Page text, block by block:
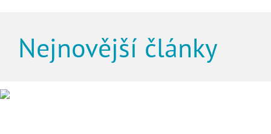
Nejnovější články